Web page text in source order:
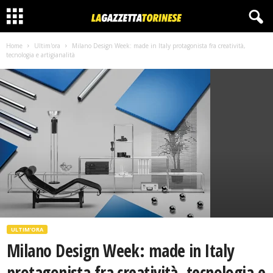
Home Ultim'ora
Milano Design Week: made in Italy protagonista fra creatività,
tecnologia e artigianalità
ULTIM'ORA
Milano Design Week: made in Italy